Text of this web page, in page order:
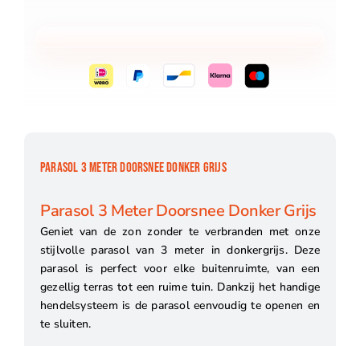
PARASOL 3 METER DOORSNEE DONKER GRIJS
Parasol 3 Meter Doorsnee Donker Grijs
Geniet van de zon zonder te verbranden met onze
stijlvolle parasol van 3 meter in donkergrijs. Deze
parasol is perfect voor elke buitenruimte, van een
gezellig terras tot een ruime tuin. Dankzij het handige
hendelsysteem is de parasol eenvoudig te openen en
te sluiten.